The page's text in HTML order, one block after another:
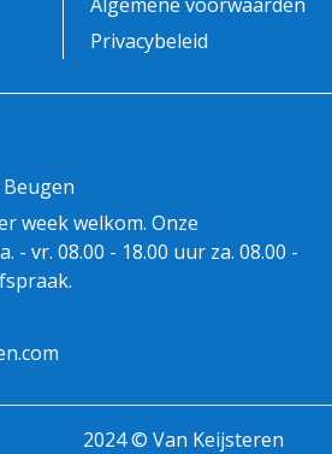
Privacybeleid
week welkom. Onze
- vr. 08.00 - 18.00 uur za. 08.00 -
2024 © Van Keijsteren